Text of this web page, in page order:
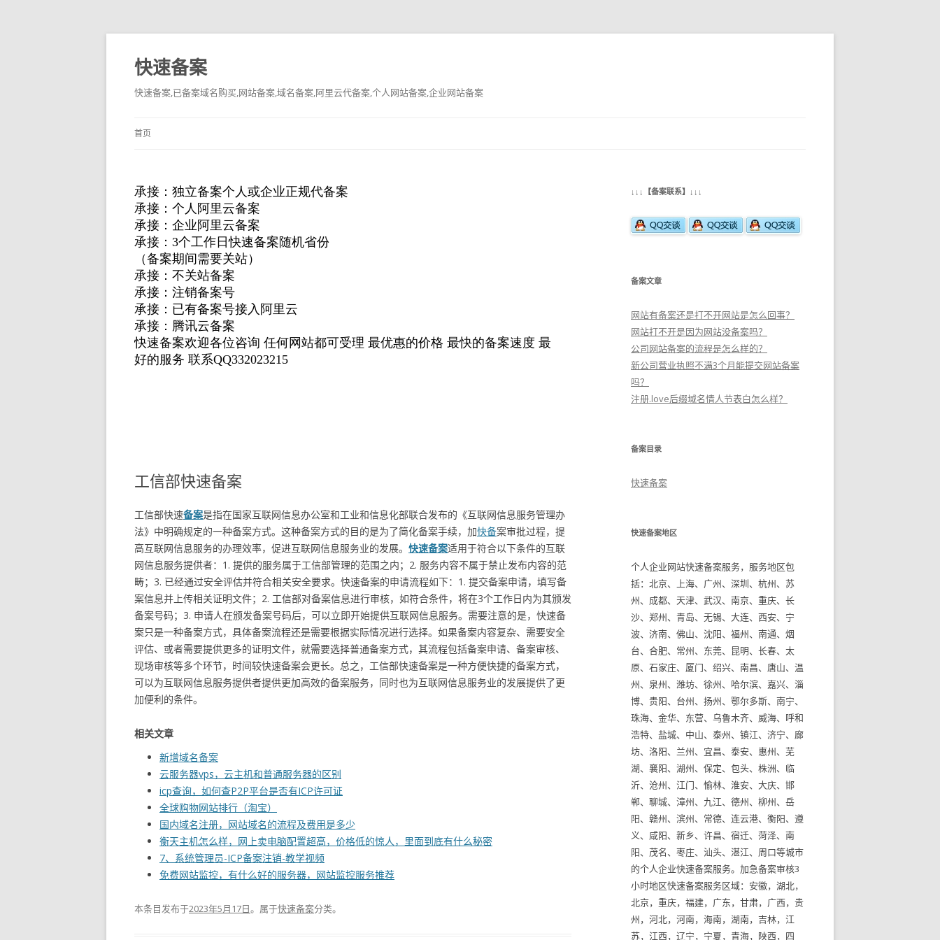
快速备案
快速备案,已备案域名购买,网站备案,域名备案,阿里云代备案,个人网站备案,企业网站备案
首页
工信部快速备案
工信部快速备案是指在国家互联网信息办公室和工业和信息化部联合发布的《互联网信息服务管理办
法》中明确规定的一种备案方式。这种备案方式的目的是为了简化备案手续，加快备案审批过程，提
高互联网信息服务的办理效率，促进互联网信息服务业的发展。 快速备案适用于符合以下条件的互联
网信息服务提供者：1. 提供的服务属于工信部管理的范围之内；2. 服务内容不属于禁止发布内容的范
畴；3. 已经通过安全评估并符合相关安全要求。快速备案的申请流程如下：1. 提交备案申请，填写备
案信息并上传相关证明文件；2. 工信部对备案信息进行审核，如符合条件，将在3个工作日内为其颁发
备案号码；3. 申请人在颁发备案号码后，可以立即开始提供互联网信息服务。需要注意的是，快速备
案只是一种备案方式，具体备案流程还是需要根据实际情况进行选择。如果备案内容复杂、需要安全
评估、或者需要提供更多的证明文件，就需要选择普通备案方式，其流程包括备案申请、备案审核、
现场审核等多个环节，时间较快速备案会更长。总之，工信部快速备案是一种方便快捷的备案方式，
可以为互联网信息服务提供者提供更加高效的备案服务，同时也为互联网信息服务业的发展提供了更
加便利的条件。
相关文章
新增域名备案
云服务器vps，云主机和普通服务器的区别
icp查询，如何查P2P平台是否有ICP许可证
全球购物网站排行（淘宝）
国内域名注册，网站域名的流程及费用是多少
衡天主机怎么样，网上卖电脑配置超高，价格低的惊人，里面到底有什么秘密
7、系统管理员-ICP备案注销-教学视频
免费网站监控，有什么好的服务器，网站监控服务推荐
本条目发布于2023年5月17日。属于快速备案分类。
↓↓↓【备案联系】↓↓↓
备案文章
网站有备案还是打不开网站是怎么回事？
网站打不开是因为网站没备案吗？
公司网站备案的流程是怎么样的？
新公司营业执照不满3个月能提交网站备案
吗？
注册.love后缀域名情人节表白怎么样？
备案目录
快速备案
快速备案地区
个人企业网站快速备案服务，服务地区包
括：北京、上海、广州、深圳、杭州、苏
州、成都、天津、武汉、南京、重庆、长
沙、郑州、青岛、无锡、大连、西安、宁
波、济南、佛山、沈阳、福州、南通、烟
台、合肥、常州、东莞、昆明、长春、太
原、石家庄、厦门、绍兴、南昌、唐山、温
州、泉州、潍坊、徐州、哈尔滨、嘉兴、淄
博、贵阳、台州、扬州、鄂尔多斯、南宁、
珠海、金华、东营、乌鲁木齐、威海、呼和
浩特、盐城、中山、泰州、镇江、济宁、廊
坊、洛阳、兰州、宜昌、泰安、惠州、芜
湖、襄阳、湖州、保定、包头、株洲、临
沂、沧州、江门、愉林、淮安、大庆、邯
郸、聊城、漳州、九江、德州、柳州、岳
阳、赣州、滨州、常德、连云港、衡阳、遵
义、咸阳、新乡、许昌、宿迁、菏泽、南
阳、茂名、枣庄、汕头、湛江、周口等城市
的个人企业快速备案服务。加急备案审核3
小时地区快速备案服务区域：安徽，湖北，
北京，重庆，福建，广东，甘肃，广西，贵
州，河北，河南，海南，湖南，吉林，江
苏，江西，辽宁，宁夏，青海，陕西，四